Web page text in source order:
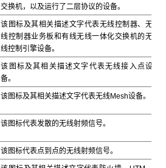
交换机，以及运行了二层协议的设备。
该图标及其相关描述文字代表无线控制器、无
线控制器业务板和有线无线一体化交换机的无
线控制引擎设备。
该图标及其相关描述文字代表无线接入点设
备。
该图标及其相关描述文字代表无线Mesh设备。
该图标代表发散的无线射频信号。
该图标代表点到点的无线射频信号。